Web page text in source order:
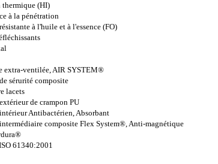
thermique (HI)
à la pénétration
à l'huile et à l'essence (FO)
extra-ventilée, AIR SYSTEM®
sérurité composite
lacets
de crampon PU
Antibactérien, Absorbant
composite Flex System®, Anti-magnétique
61340:2001